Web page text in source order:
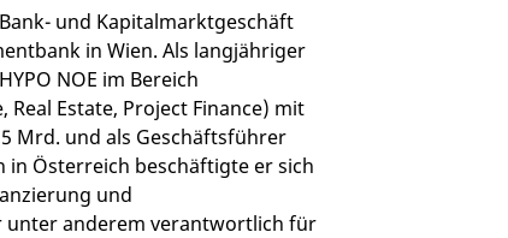
und Kapitalmarktgeschäft
in Wien. Als langjähriger
NOE im Bereich
Real Estate, Project Finance) mit
Mrd. und als Geschäftsführer
in Österreich beschäftigte er sich
und
unter anderem verantwortlich für